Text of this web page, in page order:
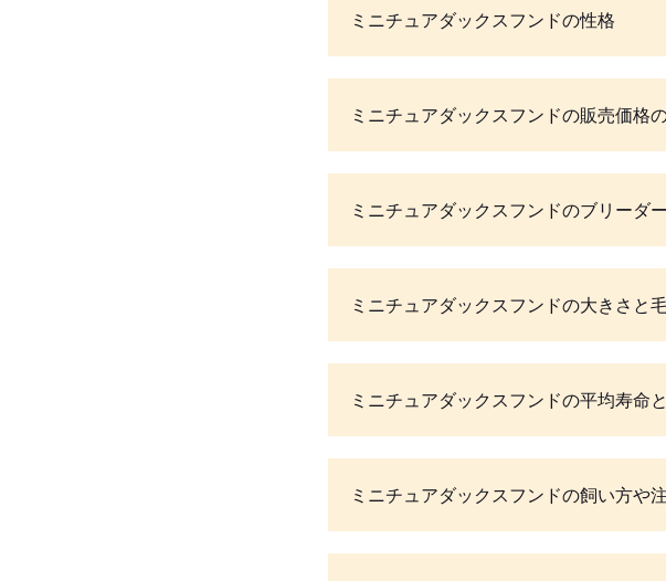
ミニチュアダックスフンドの性格
ミニチュアダックスフンドの販売価格
ミニチュアダックスフンドのブリーダ
ミニチュアダックスフンドの大きさと
ミニチュアダックスフンドの平均寿命
ミニチュアダックスフンドの飼い方や